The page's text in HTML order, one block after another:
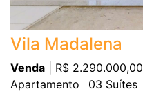
Vila Madalena
Venda | R$ 2.290.000,00
Apartamento
03 Suítes